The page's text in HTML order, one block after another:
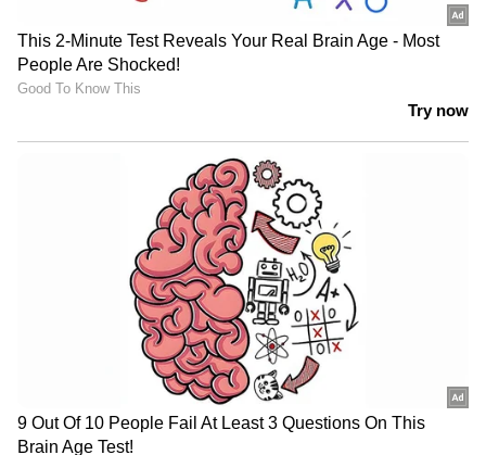
കഴിയുമ്പോൾ അതിലേക്ക് ആവശ്യത്തിന്
പാൽപ്പൊടിയും കുറച്ചു പഞ്ചസാരയും
ചേർത്തുകൊടുത്ത നന്നായിട്ട് തിളപ്പിച്ച്
ബ്രെഡിന്റെ നടുവിലായിട്ട് വച്ച് കൊടുക്കുക.
ശേഷം മറ്റൊരു ബ്രെഡ് അതിന് മുകളിൽ വച്ച്
കൊടുക്കുക. ബ്രെഡ് കൊണ്ടുള്ള സ്വീറ്റ്